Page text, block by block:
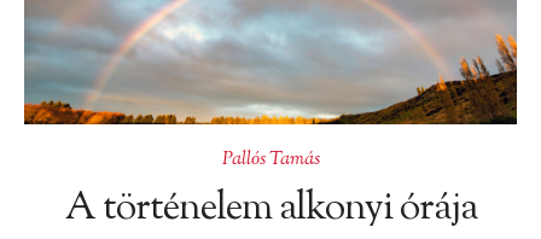
Pallós Tamás
A történelem alkonyi órája